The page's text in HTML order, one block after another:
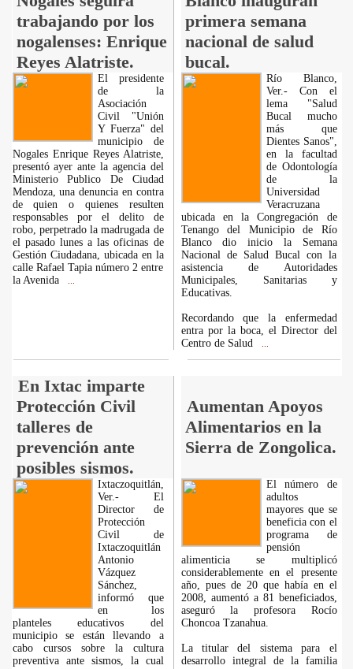
trabajando por los
nogalenses: Enrique
Reyes Alatriste.
primera semana
nacional de salud
bucal.
El presidente
de la
Asociación
Civil "Unión
Y Fuerza" del
municipio de
Nogales Enrique Reyes Alatriste,
presentó ayer ante la agencia del
Ministerio Publico De Ciudad
Mendoza, una denuncia en contra
de quien o quienes resulten
responsables por el delito de
robo, perpetrado la madrugada de
el pasado lunes a las oficinas de
Gestión Ciudadana, ubicada en la
calle Rafael Tapia número 2 entre
la Avenida
Río Blanco,
Ver.- Con el
lema "Salud
Bucal mucho
más que
Dientes Sanos",
en la facultad
de Odontología
de la
Universidad
Veracruzana
ubicada en la Congregación de
Tenango del Municipio de Río
Blanco dio inicio la Semana
Nacional de Salud Bucal con la
asistencia de Autoridades
Municipales, Sanitarias y
Educativas.
Recordando que la enfermedad
entra por la boca, el Director del
Centro de Salud
En Ixtac imparte
Protección Civil
talleres de
prevención ante
posibles sismos.
Aumentan Apoyos
Alimentarios en la
Sierra de Zongolica.
Ixtaczoquitlán,
Ver.- El
Director de
Protección
Civil de
Ixtaczoquitlán
Antonio
Vázquez
Sánchez,
informó que
en los
planteles educativos del
municipio se están llevando a
cabo cursos sobre la cultura
preventiva ante sismos, la cual
El número de
adultos
mayores que se
beneficia con el
programa de
pensión
alimenticia se multiplicó
considerablemente en el presente
año, pues de 20 que había en el
2008, aumentó a 81 beneficiados,
aseguró la profesora Rocío
Choncoa Tzanahua.
La titular del sistema para el
desarrollo integral de la familia